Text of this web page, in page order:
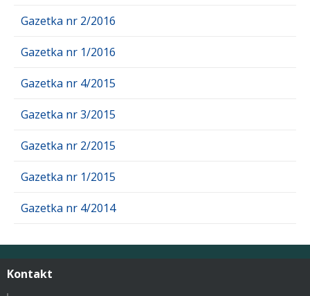
Gazetka nr 2/2016
Gazetka nr 1/2016
Gazetka nr 4/2015
Gazetka nr 3/2015
Gazetka nr 2/2015
Gazetka nr 1/2015
Gazetka nr 4/2014
Kontakt